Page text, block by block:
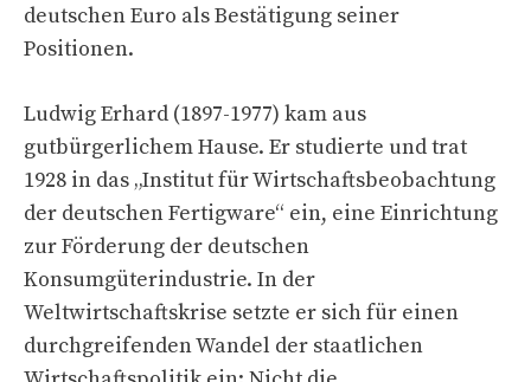
deutschen Euro als Bestätigung seiner
Positionen.
Ludwig Erhard (1897-1977) kam aus
gutbürgerlichem Hause. Er studierte und trat
1928 in das „Institut für Wirtschaftsbeobachtung
der deutschen Fertigware“ ein, eine Einrichtung
zur Förderung der deutschen
Konsumgüterindustrie. In der
Weltwirtschaftskrise setzte er sich für einen
durchgreifenden Wandel der staatlichen